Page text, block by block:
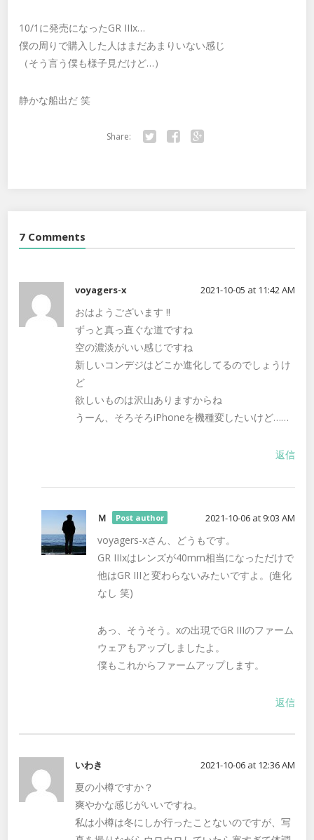
10/1に発売になったGR IIIx…
僕の周りで購入した人はまだあまりいない感じ
（そう言う僕も様子見だけど…）
静かな船出だ 笑
Share:
7 Comments
voyagers-x 2021-10-05 at 11:42 AM
おはようございます ‼️
ずっと真っ直ぐな道ですね
空の濃淡がいい感じですね
新しいコンデジはどこか進化してるのでしょうけ
ど
欲しいものは沢山ありますからね
うーん、そろそろiPhoneを機種変したいけど……
返信
Ｍ Post author 2021-10-06 at 9:03 AM
voyagers-xさん、どうもです。
GR IIIxはレンズが40mm相当になっただけで
他はGR IIIと変わらないみたいですよ。(進化
なし 笑)
あっ、そうそう。xの出現でGR IIIのファーム
ウェアもアップしましたよ。
僕もこれからファームアップします。
返信
いわき 2021-10-06 at 12:36 AM
夏の小樽ですか？
爽やかな感じがいいですね。
私は小樽は冬にしか行ったことないのですが、写